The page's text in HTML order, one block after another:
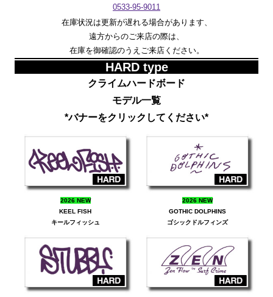
0533-95-9011
在庫状況は更新が遅れる場合があります、
遠方からのご来店の際は、
在庫を御確認のうえご来店ください。
HARD type
クライムハードボード
モデル一覧
*バナーをクリックしてください*
2026 NEW
KEEL FISH
キールフィッシュ
2026 NEW
GOTHIC DOLPHINS
ゴシックドルフィンズ